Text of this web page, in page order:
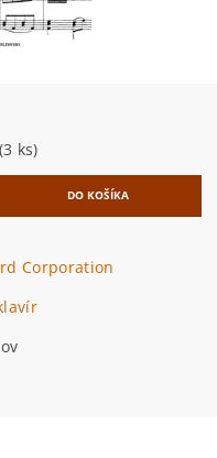
(3 ks)
Corporation